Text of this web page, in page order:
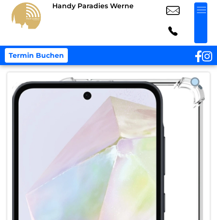
Handy Paradies Werne
Termin Buchen